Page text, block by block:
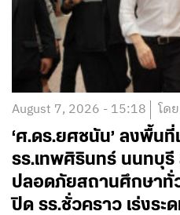
August 7, 2026 - 15:18 โด
‘ศ.ดร.ยศชนัน’ ลงพื้นที่
รร.เทพศิรินทร์ นนทบุรี
ปลอดภัยสถานศึกษาทั่
ปิด รร.ชั่วคราว เร่งระ